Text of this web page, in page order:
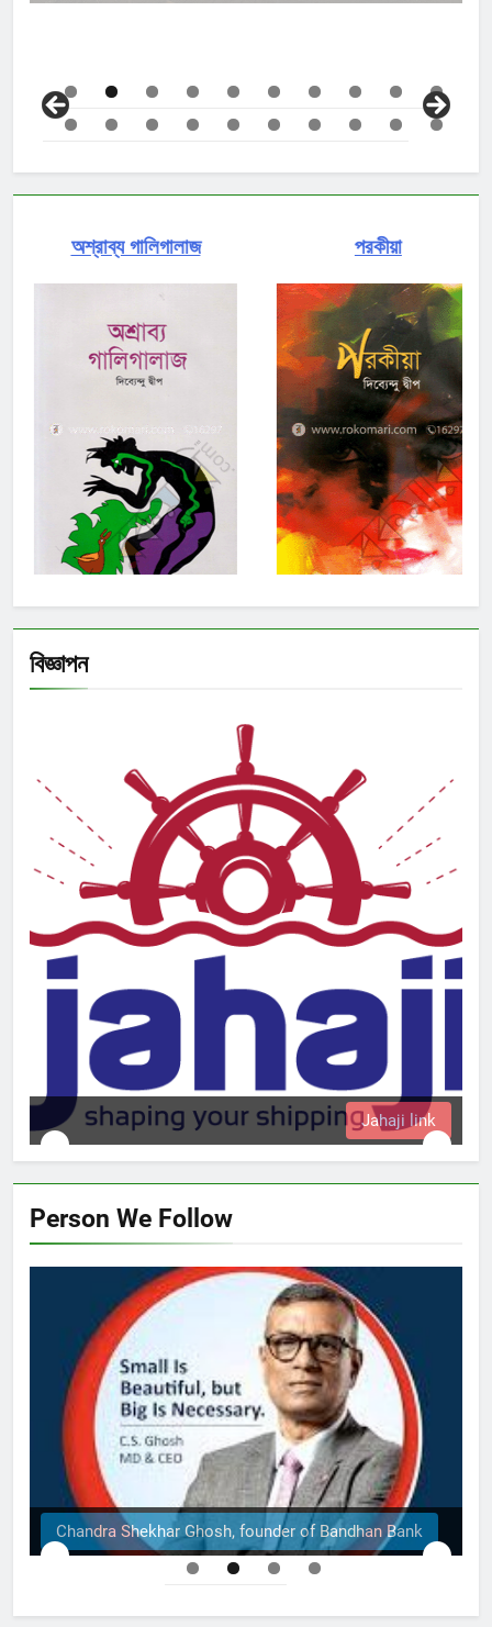
গালিগালাজ
বিজ্ঞাপন
Jahaji link
Person We Follow
founder of Bandhan Bank The Structural